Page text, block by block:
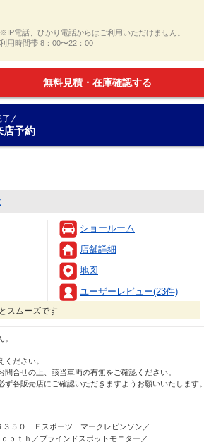
※IP電話、ひかり電話からはご利用いただけません。
利用時間帯 8：00〜22：00
無料見積・在庫確認する
店予約
ショールーム
店舗詳細
地図
ユーザーレビュー(23件)
スムーズです
ださい。
合せの上、該当車両の有無をご確認ください。
各販売店にご確認いただきますようお願いいたします。
３５０ Ｆスポーツ マークレビンソン／
ｏｔｈ／ブラインドスポットモニター／